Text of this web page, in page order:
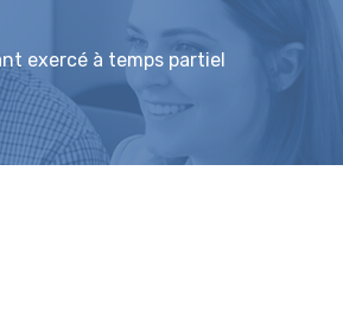
exercé à temps partiel